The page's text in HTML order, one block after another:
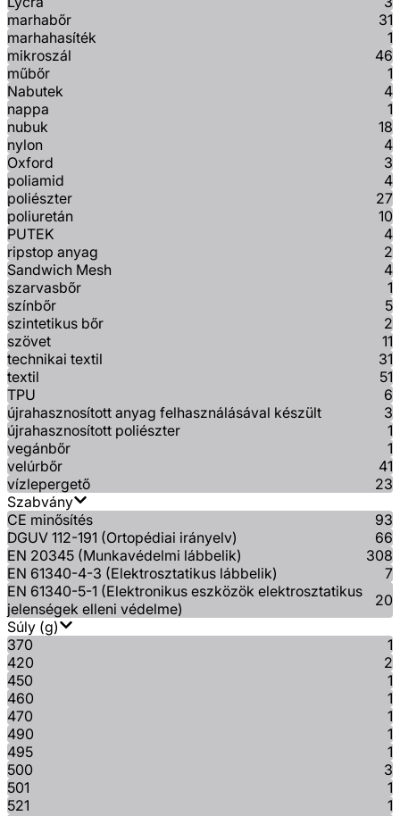
marhabőr
31
marhahasíték
1
mikroszál
46
műbőr
1
Nabutek
4
nappa
1
nubuk
18
nylon
4
Oxford
3
poliamid
4
poliészter
27
poliuretán
10
PUTEK
4
ripstop anyag
2
Sandwich Mesh
4
szarvasbőr
1
színbőr
5
szintetikus bőr
2
szövet
11
technikai textil
31
textil
51
TPU
6
újrahasznosított anyag felhasználásával készült
3
újrahasznosított poliészter
1
vegánbőr
1
velúrbőr
41
vízlepergető
23
Szabvány
CE minősítés
93
DGUV 112-191 (Ortopédiai irányelv)
66
EN 20345 (Munkavédelmi lábbelik)
308
EN 61340-4-3 (Elektrosztatikus lábbelik)
7
EN 61340-5-1 (Elektronikus eszközök elektrosztatikus
jelenségek elleni védelme)
20
Súly (g)
370
1
420
2
450
1
460
1
470
1
490
1
495
1
500
3
501
1
521
1